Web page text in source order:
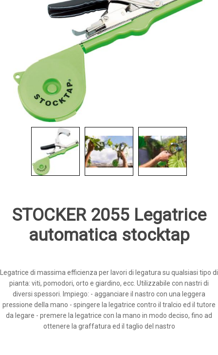
STOCKER 2055 Legatrice
automatica stocktap
Legatrice di massima efficienza per lavori di legatura su qualsiasi tipo di
pianta: viti, pomodori, orto e giardino, ecc. Utilizzabile con nastri di
diversi spessori. Impiego: - agganciare il nastro con una leggera
pressione della mano - spingere la legatrice contro il tralcio ed il tutore
da legare - premere la legatrice con la mano in modo deciso, fino ad
ottenere la graffatura ed il taglio del nastro